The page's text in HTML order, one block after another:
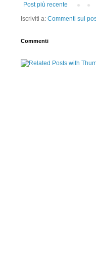
Post più recente
Iscriviti a: Commenti sul
Commenti